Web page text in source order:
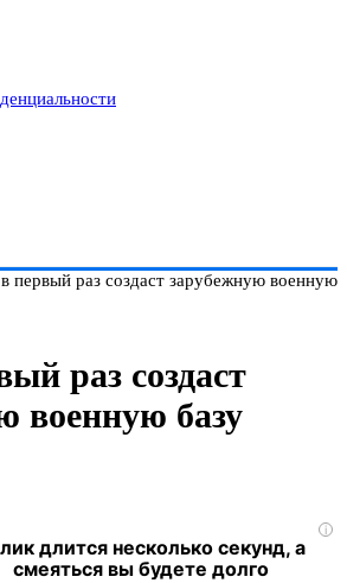
первый раз создаст зарубежную военную
раз создаст
военную базу
i
длится несколько секунд, а
смеяться вы будете долго